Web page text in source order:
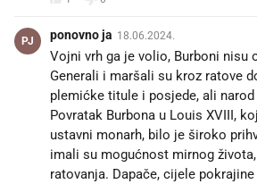
PJ ponovno ja 18.06.2024.
Vojni vrh ga je volio, Burboni nisu
Generali i maršali su kroz ratove
plemićke titule i posjede, ali
Povratak Burbona u Louis XVIII,
ustavni monarh, bilo je široko
imali su mogućnost mirnog
ratovanja. Dapače, cijele